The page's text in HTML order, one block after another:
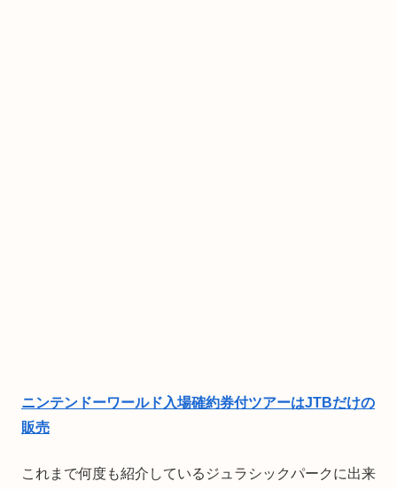
ニンテンドーワールド入場確約券付ツアーはJTBだけの
販売
これまで何度も紹介しているジュラシックパークに出来